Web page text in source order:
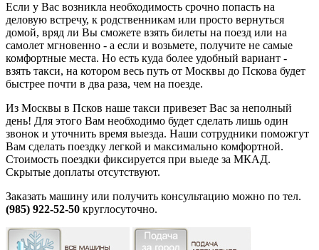
Если у Вас возникла необходимость срочно попасть на
деловую встречу, к родственникам или просто вернуться
домой, вряд ли Вы сможете взять билеты на поезд или на
самолет мгновенно - а если и возьмете, получите не самые
комфортные места. Но есть куда более удобный вариант -
взять такси, на котором весь путь от Москвы до Пскова будет
быстрее почти в два раза, чем на поезде.
Из Москвы в Псков наше такси привезет Вас за неполный
день! Для этого Вам необходимо будет сделать лишь один
звонок и уточнить время выезда. Наши сотрудники поможгут
Вам сделать поездку легкой и максимально комфортной.
Стоимость поездки фиксируется при выеде за МКАД.
Скрытые доплаты отсутствуют.
Заказать машину или получить консультацию можно по тел.
(985) 922-52-50 круглосуточно.